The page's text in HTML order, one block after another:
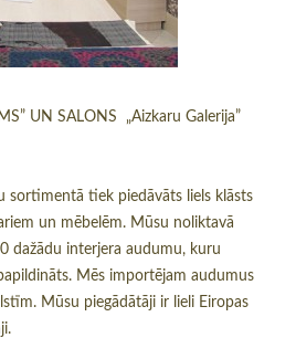
UN SALONS „Aizkaru Galerija”
sortimentā tiek piedāvāts liels klāsts
un mēbelēm. Mūsu noliktavā
dažādu interjera audumu, kuru
Mēs importējam audumus
Mūsu piegādātāji ir lieli Eiropas